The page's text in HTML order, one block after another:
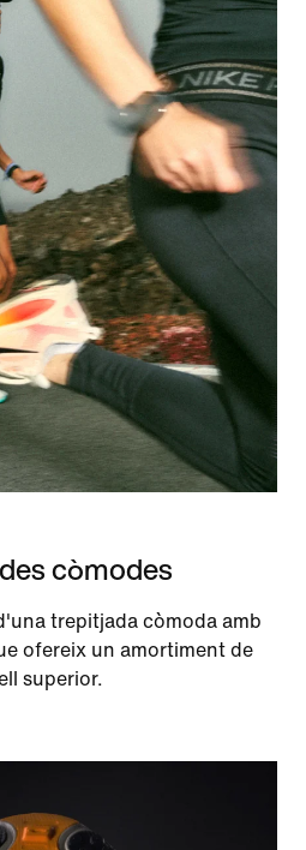
còmodes
trepitjada còmoda amb
ofereix un amortiment de
superior.